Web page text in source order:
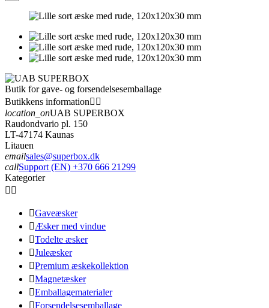
Butik for gave- og forsendelsesemballage
Butikkens information 
location_onUAB SUPERBOX
Raudondvario pl. 150
LT-47174 Kaunas
Litauen
emailsales@superbox.dk
callSupport (EN) +370 666 21299
Kategorier
 
Gaveæsker
Æsker med vindue
Todelte æsker
Juleæsker
Premium æskekollektion
Magnetæsker
Emballagematerialer
Forsendelsesemballage